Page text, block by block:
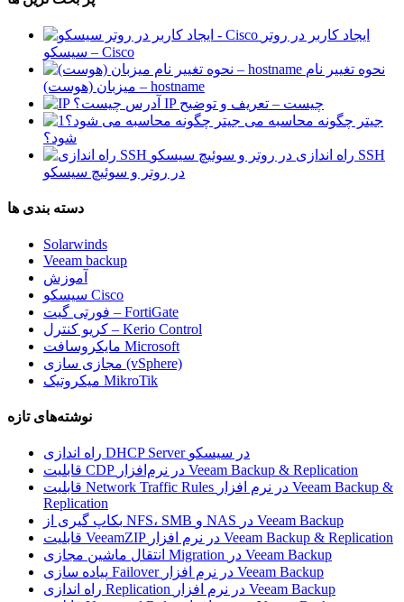
ایجاد کاربر در روتر
سیسکو – Cisco
نحوه تغییر نام
میزبان (هوست) – hostname
آدرس IP چیست – تعریف و توضیح
جیتر چگونه محاسبه می
شود؟
راه اندازی SSH
در روتر و سوئیچ سیسکو
دسته بندی ها
Solarwinds
Veeam backup
آموزش
سیسکو Cisco
فورتی گیت – FortiGate
کریو کنترل – Kerio Control
مایکروسافت Microsoft
مجازی سازی (vSphere)
میکروتیک MikroTik
نوشته‌های تازه
راه اندازی DHCP Server در سیسکو
قابلیت CDP در نرم‌افزار Veeam Backup & Replication
قابلیت Network Traffic Rules در نرم افزار Veeam Backup &
Replication
بکاپ گیری از NFS، SMB و NAS در Veeam Backup
قابلیت VeeamZIP در نرم افزار Veeam Backup & Replication
انتقال ماشین مجازی Migration در Veeam Backup
پیاده سازی Failover در نرم افزار Veeam Backup
راه اندازی Replication در نرم افزار Veeam Backup